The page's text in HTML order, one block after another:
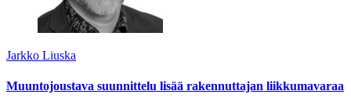
Jarkko Liuska
Muuntojoustava suunnittelu lisää rakennuttajan liikkumavaraa